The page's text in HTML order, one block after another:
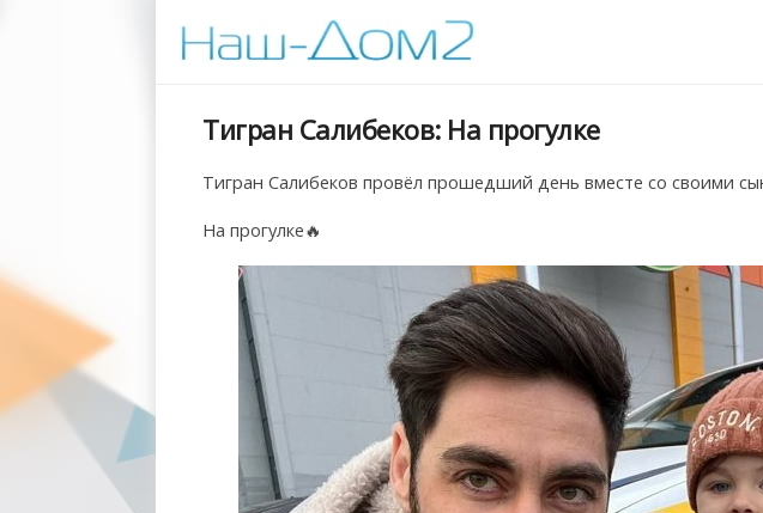
Тигран Салибеков: На прогулке
Тигран Салибеков провёл прошедший день вместе со своими
На прогулке🔥